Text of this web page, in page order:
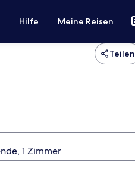
Hilfe Meine Reisen
Teilen